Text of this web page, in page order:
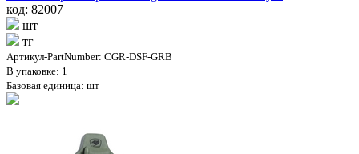
код: 82007
шт
тг
Артикул-PartNumber: CGR-DSF-GRB
В упаковке: 1
Базовая единица: шт